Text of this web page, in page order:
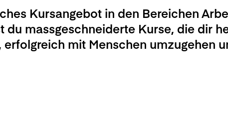
Kursangebot in den Bereichen
du massgeschneiderte Kurse, die dir
erfolgreich mit Menschen umzugehen